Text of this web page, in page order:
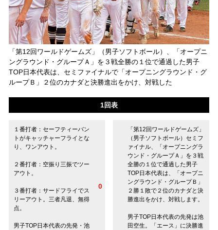
「第12回ワールドゲームズ」（男子ソフトボール）、「オープニ
ングラウンド・グループＡ」を３戦全勝の１位で通過した男子
TOP日本代表は、セミファイナルで「オープニングラウンド・グ
ループＢ」２位のカナダと決勝進出をかけ、対戦した
1回表
１番打者：セーフティーバン
トがキャッチャーフライとな
り、ワンアウト。
２番打者：空振り三振でツー
アウト。
３番打者：サードフライでス
リーアウト。三者凡退、無得
点。
男子TOP日本代表の先発・池
0
「第12回ワールドゲームズ」
（男子ソフトボール）セミフ
ァイナル、「オープニングラ
ウンド・グループＡ」を３戦
全勝の１位で通過した男子
TOP日本代表は、「オープニ
ングラウンド・グループＢ」
２勝１敗で２位のカナダと決
勝進出をかけ、対戦します。
男子TOP日本代表の先発は池
田空生。「エース」に決勝進